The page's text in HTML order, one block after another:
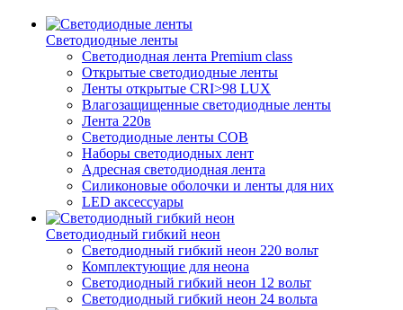
Светодиодные ленты
Светодиодная лента Premium class
Открытые светодиодные ленты
Ленты открытые CRI>98 LUX
Влагозащищенные светодиодные ленты
Лента 220в
Светодиодные ленты COB
Наборы светодиодных лент
Адресная светодиодная лента
Силиконовые оболочки и ленты для них
LED аксессуары
Светодиодный гибкий неон
Светодиодный гибкий неон 220 вольт
Комплектующие для неона
Светодиодный гибкий неон 12 вольт
Светодиодный гибкий неон 24 вольта